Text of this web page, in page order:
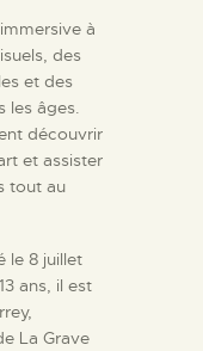
à
des
et des
les âges.
découvrir
et assister
tout au
le 8 juillet
ans, il est
La Grave